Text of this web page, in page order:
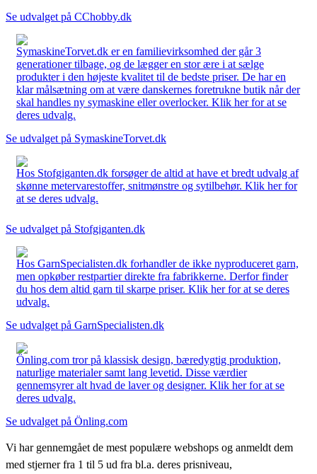
Se udvalget på CChobby.dk
SymaskineTorvet.dk er en familievirksomhed der går 3
generationer tilbage, og de lægger en stor ære i at sælge
produkter i den højeste kvalitet til de bedste priser. De har en
klar målsætning om at være danskernes foretrukne butik når der
skal handles ny symaskine eller overlocker. Klik her for at se
deres udvalg.
Se udvalget på SymaskineTorvet.dk
Hos Stofgiganten.dk forsøger de altid at have et bredt udvalg af
skønne metervarestoffer, snitmønstre og sytilbehør. Klik her for
at se deres udvalg.
Se udvalget på Stofgiganten.dk
Hos GarnSpecialisten.dk forhandler de ikke nyproduceret garn,
men opkøber restpartier direkte fra fabrikkerne. Derfor finder
du hos dem altid garn til skarpe priser. Klik her for at se deres
udvalg.
Se udvalget på GarnSpecialisten.dk
Önling.com tror på klassisk design, bæredygtig produktion,
naturlige materialer samt lang levetid. Disse værdier
gennemsyrer alt hvad de laver og designer. Klik her for at se
deres udvalg.
Se udvalget på Önling.com
Vi har gennemgået de mest populære webshops og anmeldt dem
med stjerner fra 1 til 5 ud fra bl.a. deres prisniveau,